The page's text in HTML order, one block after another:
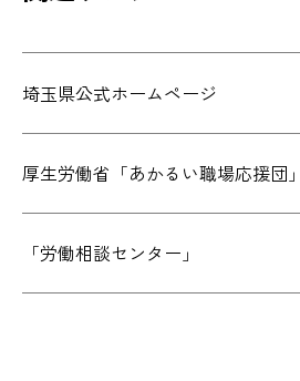
埼玉県公式ホームページ
厚生労働省「あかるい職場応援団」
「労働相談センター」